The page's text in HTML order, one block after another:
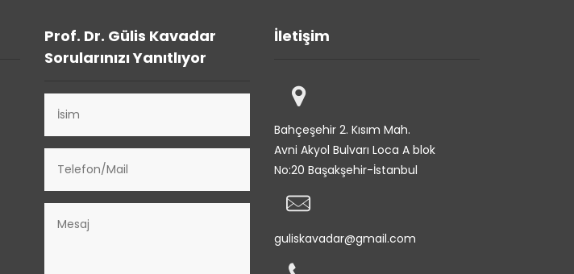
Prof. Dr. Gülis Kavadar
Sorularınızı Yanıtlıyor
İletişim
Bahçeşehir 2. Kısım Mah.
Avni Akyol Bulvarı Loca A blok
No:20 Başakşehir-İstanbul
guliskavadar@gmail.com